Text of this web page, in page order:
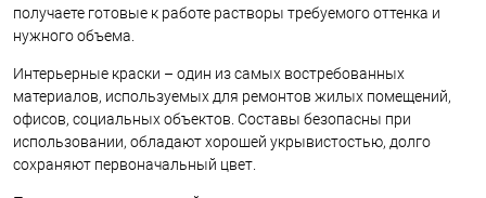
получаете готовые к работе растворы требуемого оттенка и
нужного объема.
Интерьерные краски – один из самых востребованных
материалов, используемых для ремонтов жилых помещений,
офисов, социальных объектов. Составы безопасны при
использовании, обладают хорошей укрывистостью, долго
сохраняют первоначальный цвет.